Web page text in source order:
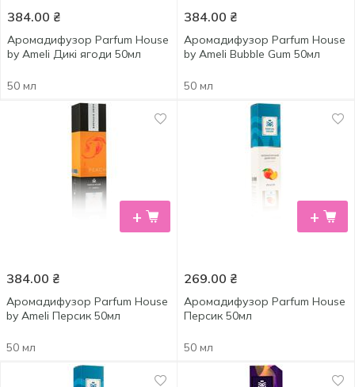
384.00 ₴
Аромадифузор Parfum House
by Ameli Дикі ягоди 50мл
50 мл
384.00 ₴
Аромадифузор Parfum House
by Ameli Bubble Gum 50мл
50 мл
+
384.00 ₴
Аромадифузор Parfum House
by Ameli Персик 50мл
50 мл
+
269.00 ₴
Аромадифузор Parfum House
Персик 50мл
50 мл